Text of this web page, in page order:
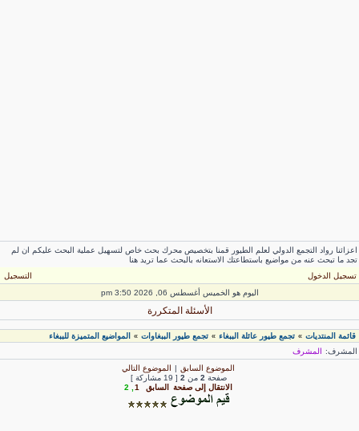
رواد التجمع الدولي لعلم الطيور قمنا بتخصيص محرك بحث خاص لتسهيل عملية البحث عليكم ان لم
ما تبحث عنه من مواضيع باستطاعتك الاستعانه بالبحث عما تريد هنا
تسجيل الدخول
التسجيل
اليوم هو الخميس أغسطس 06, 2026 3:50 pm
الأسئلة المتكررة
قائمة المنتديات» تجمع طيور عائلة الببغاء» تجمع طيور الببغاوات»
المواضيع المتميزة للببغاء
المشرف
الموضوع السابق| الموضوع التالي
صفحة2من 2[ 19 مشاركة ]
الانتقال إلى صفحة
السابق ,
2